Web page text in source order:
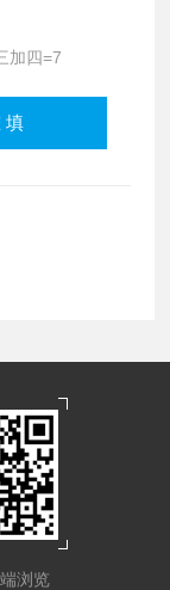
加四=7
浏览